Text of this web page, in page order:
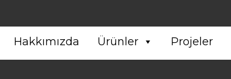
Hakkımızda Ürünler Projeler